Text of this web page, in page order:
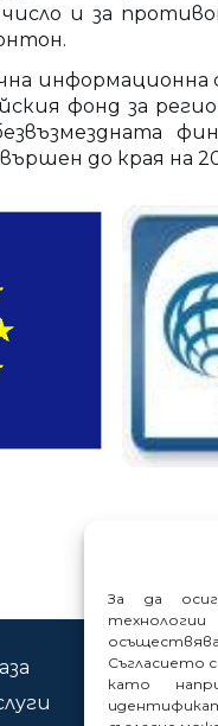
За да
Съгласието
като
число и за
информационна
фонд за
до края на